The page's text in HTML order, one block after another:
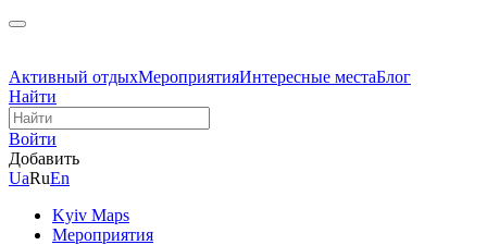
Активный отдыхМероприятияИнтересные местаБлог
Найти
Войти
Добавить
UaRuEn
Kyiv Maps
Мероприятия